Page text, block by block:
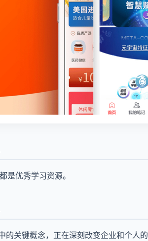
是优秀学习资源。
关键概念，正在深刻改变企业和个人